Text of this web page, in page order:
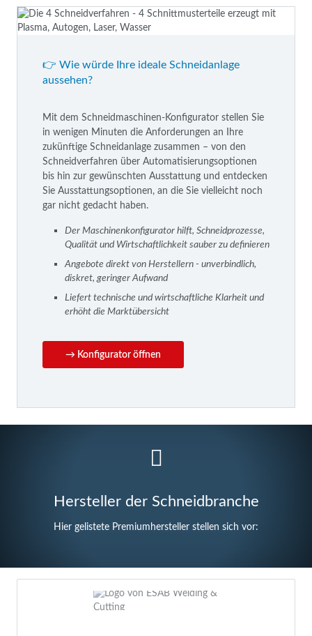
👉 Wie würde Ihre ideale Schneidanlage
aussehen?
Mit dem Schneidmaschinen-Konfigurator stellen Sie
in wenigen Minuten die Anforderungen an Ihre
zukünftige Schneidanlage zusammen – von den
Schneidverfahren über Automatisierungsoptionen
bis hin zur gewünschten Ausstattung und entdecken
Sie Ausstattungsoptionen, an die Sie vielleicht noch
gar nicht gedacht haben.
Der Maschinenkonfigurator hilft, Schneidprozesse,
Qualität und Wirtschaftlichkeit sauber zu definieren
Angebote direkt von Herstellern - unverbindlich,
diskret, geringer Aufwand
Liefert technische und wirtschaftliche Klarheit und
erhöht die Marktübersicht
→ Konfigurator öffnen
Hersteller der Schneidbranche
Hier gelistete Premiumhersteller stellen sich vor: